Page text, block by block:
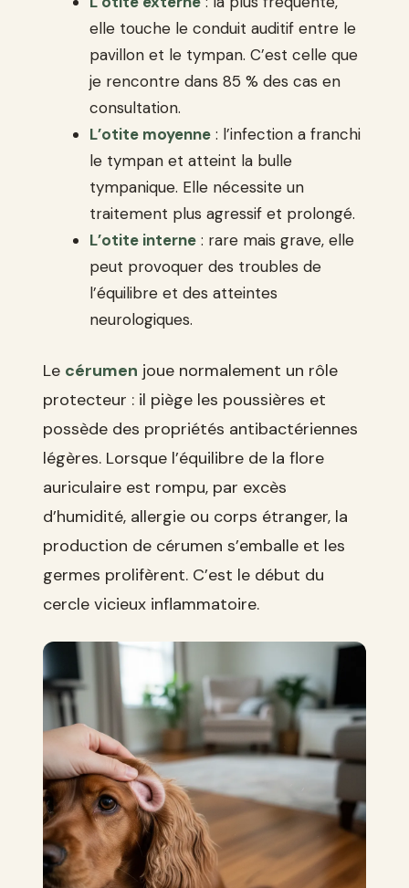
elle touche le conduit auditif entre le
pavillon et le tympan. C’est celle que
je rencontre dans 85 % des cas en
consultation.
L’otite moyenne : l’infection a franchi
le tympan et atteint la bulle
tympanique. Elle nécessite un
traitement plus agressif et prolongé.
L’otite interne : rare mais grave, elle
peut provoquer des troubles de
l’équilibre et des atteintes
neurologiques.
Le cérumen joue normalement un rôle
protecteur : il piège les poussières et
possède des propriétés antibactériennes
légères. Lorsque l’équilibre de la flore
auriculaire est rompu, par excès
d’humidité, allergie ou corps étranger, la
production de cérumen s’emballe et les
germes prolifèrent. C’est le début du
cercle vicieux inflammatoire.